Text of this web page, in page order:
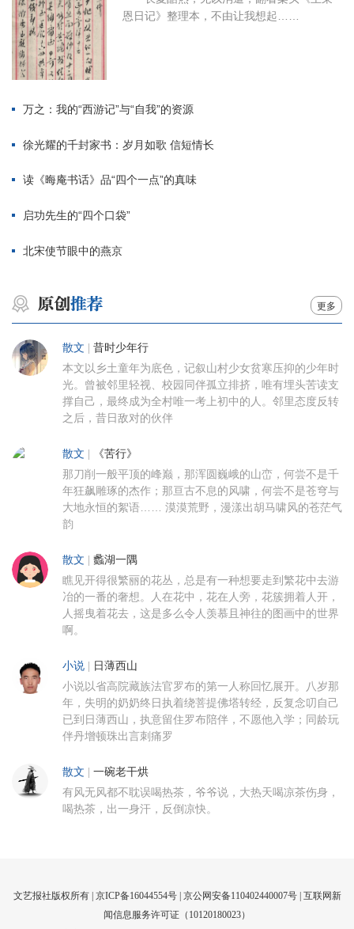
恩日记》整理本，不由让我想起……
万之：我的“西游记”与“自我”的资源
徐光耀的千封家书：岁月如歌 信短情长
读《晦庵书话》品“四个一点”的真味
启功先生的“四个口袋”
北宋使节眼中的燕京
更多
散文 昔时少年行
本文以乡土童年为底色，记叙山村少女贫寒压抑的少年时
光。曾被邻里轻视、校园同伴孤立排挤，唯有埋头苦读支
撑自己，最终成为全村唯一考上初中的人。邻里态度反转
之后，昔日敌对的伙伴
散文 《苦行》
那刀削一般平顶的峰巅，那浑圆巍峨的山峦，何尝不是千
年狂飙雕琢的杰作；那亘古不息的风啸，何尝不是苍穹与
大地永恒的絮语…… 漠漠荒野，漫漾出胡马啸风的苍茫气
韵
散文 蠡湖一隅
瞧见开得很繁丽的花丛，总是有一种想要走到繁花中去游
冶的一番的奢想。人在花中，花在人旁，花簇拥着人开，
人摇曳着花去，这是多么令人羡慕且神往的图画中的世界
啊。
小说 日薄西山
小说以省高院藏族法官罗布的第一人称回忆展开。八岁那
年，失明的奶奶终日执着绕菩提佛塔转经，反复念叨自己
已到日薄西山，执意留住罗布陪伴，不愿他入学；同龄玩
伴丹增顿珠出言刺痛罗
散文 一碗老干烘
有风无风都不耽误喝热茶，爷爷说，大热天喝凉茶伤身，
喝热茶，出一身汗，反倒凉快。
文艺报社版权所有 | 京ICP备16044554号| 京公网安备110402440007号 | 互联网新
闻信息服务许可证（10120180023）